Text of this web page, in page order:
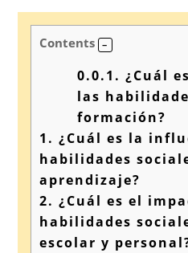
Contents
0.0.1. ¿Cuál
las
formación?
1. ¿Cuál es la
habilidades
aprendizaje?
2. ¿Cuál es el
habilidades
escolar y